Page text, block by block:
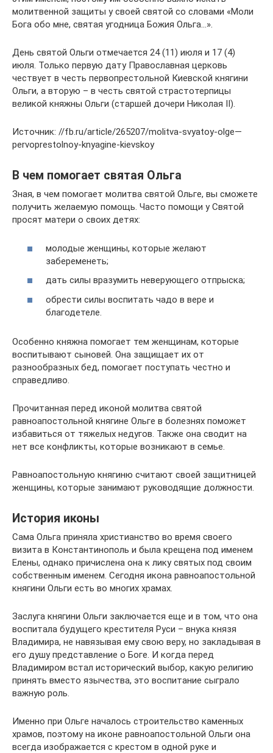
молитвенной защиты у своей святой со словами «Моли
Бога обо мне, святая угодница Божия Ольга…».
День святой Ольги отмечается 24 (11) июля и 17 (4)
июля. Только первую дату Православная церковь
чествует в честь первопрестольной Киевской княгини
Ольги, а вторую – в честь святой страстотерпицы
великой княжны Ольги (старшей дочери Николая II).
Источник: //fb.ru/article/265207/molitva-svyatoy-olge—
pervoprestolnoy-knyagine-kievskoy
В чем помогает святая Ольга
Зная, в чем помогает молитва святой Ольге, вы сможете
получить желаемую помощь. Часто помощи у Святой
просят матери о своих детях:
молодые женщины, которые желают
забеременеть;
дать силы вразумить неверующего отпрыска;
обрести силы воспитать чадо в вере и
благодетеле.
Особенно княжна помогает тем женщинам, которые
воспитывают сыновей. Она защищает их от
разнообразных бед, помогает поступать честно и
справедливо.
Прочитанная перед иконой молитва святой
равноапостольной княгине Ольге в болезнях поможет
избавиться от тяжелых недугов. Также она сводит на
нет все конфликты, которые возникают в семье.
Равноапостольную княгиню считают своей защитницей
женщины, которые занимают руководящие должности.
История иконы
Сама Ольга приняла христианство во время своего
визита в Константинополь и была крещена под именем
Елены, однако причислена она к лику святых под своим
собственным именем. Сегодня икона равноапостольной
княгини Ольги есть во многих храмах.
Заслуга княгини Ольги заключается еще и в том, что она
воспитала будущего крестителя Руси – внука князя
Владимира, не навязывая ему свою веру, но закладывая в
его душу представление о Боге. И когда перед
Владимиром встал исторический выбор, какую религию
принять вместо язычества, это воспитание сыграло
важную роль.
Именно при Ольге началось строительство каменных
храмов, поэтому на иконе равноапостольной Ольги она
всегда изображается с крестом в одной руке и